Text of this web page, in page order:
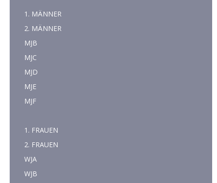
1. MÄNNER
2. MÄNNER
MJB
MJC
MJD
MJE
MJF
1. FRAUEN
2. FRAUEN
WJA
WJB